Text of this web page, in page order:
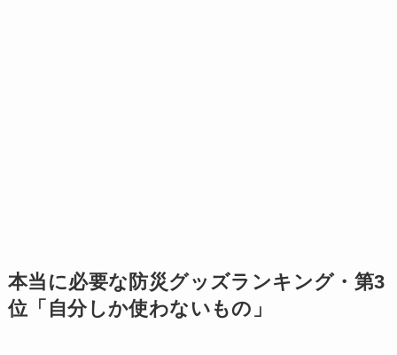
本当に必要な防災グッズランキング・第3
位「自分しか使わないもの」